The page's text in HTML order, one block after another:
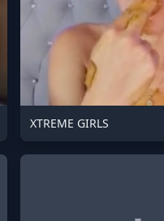
XTREME GIRLS